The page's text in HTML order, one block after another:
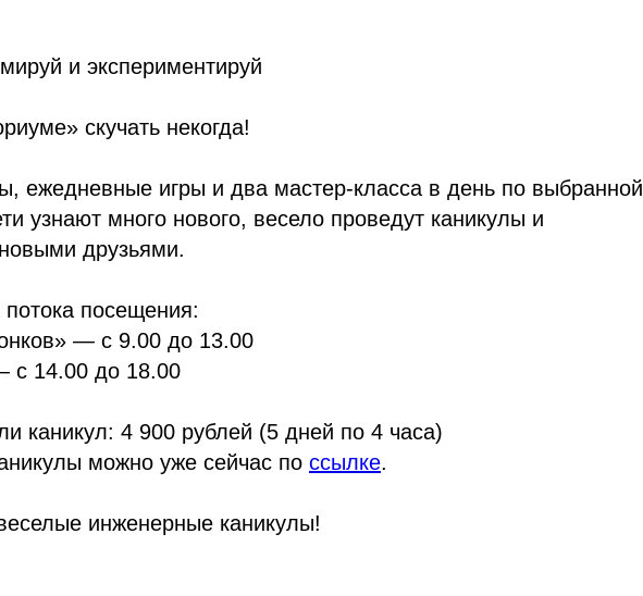
и экспериментируй
скучать некогда!
ежедневные игры и два мастер-класса в день по выбранной
узнают много нового, весело проведут каникулы и
друзьями.
посещения:
— с 9.00 до 13.00
с 14.00 до 18.00
каникул: 4 900 рублей (5 дней по 4 часа)
можно уже сейчас по ссылке.
инженерные каникулы!